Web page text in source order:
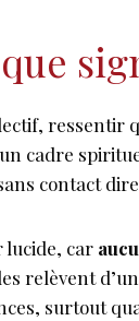
ressentir
cadre
contact
car
relèvent
surtout